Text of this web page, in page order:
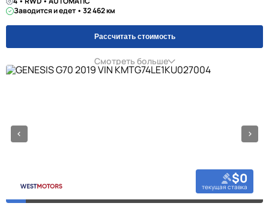
Заводится и едет • 32 462 км
Рассчитать стоимость
Смотреть больше
$0
текущая ставка